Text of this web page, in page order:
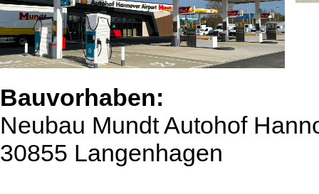
Bauvorhaben:
Neubau Mundt Autohof
30855 Langenhagen